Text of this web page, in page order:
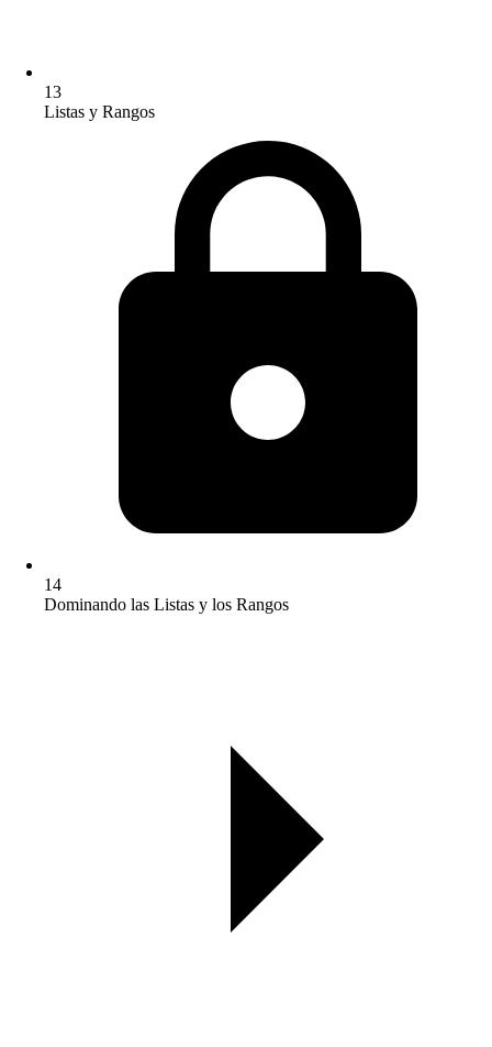
13
Listas y Rangos
14
Dominando las Listas y los Rangos